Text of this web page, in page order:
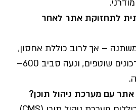
לתחזוקת אתר לאחר
– אך לרוב כוללת אחסון,
דומיין, גיבויים ועדכונים שוטפים, ונעה סביב 600–
עם מערכת ניהול תוכן?